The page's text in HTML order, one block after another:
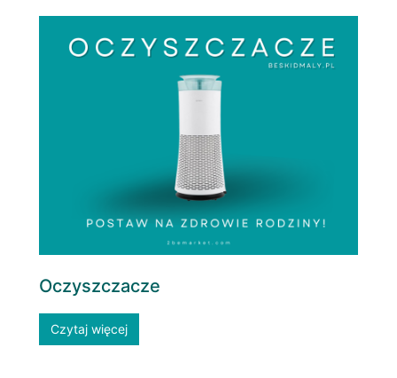
Oczyszczacze
Czytaj więcej